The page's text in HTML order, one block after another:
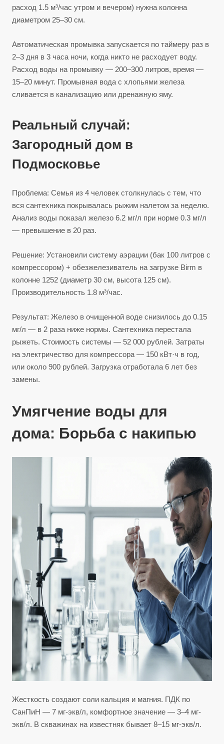
расход 1.5 м³/час утром и вечером) нужна колонна
диаметром 25–30 см.
Автоматическая промывка запускается по таймеру раз в
2–3 дня в 3 часа ночи, когда никто не расходует воду.
Расход воды на промывку — 200–300 литров, время —
15–20 минут. Промывная вода с хлопьями железа
сливается в канализацию или дренажную яму.
Реальный случай:
Загородный дом в
Подмосковье
Проблема: Семья из 4 человек столкнулась с тем, что
вся сантехника покрывалась рыжим налетом за неделю.
Анализ воды показал железо 6.2 мг/л при норме 0.3 мг/л
— превышение в 20 раз.
Решение: Установили систему аэрации (бак 100 литров с
компрессором) + обезжелезиватель на загрузке Birm в
колонне 1252 (диаметр 30 см, высота 125 см).
Производительность 1.8 м³/час.
Результат: Железо в очищенной воде снизилось до 0.15
мг/л — в 2 раза ниже нормы. Сантехника перестала
рыжеть. Стоимость системы — 52 000 рублей. Затраты
на электричество для компрессора — 150 кВт·ч в год,
или около 900 рублей. Загрузка отработала 6 лет без
замены.
Умягчение воды для
дома: Борьба с накипью
Жесткость создают соли кальция и магния. ПДК по
СанПиН — 7 мг-экв/л, комфортное значение — 3–4 мг-
экв/л. В скважинах на известняк бывает 8–15 мг-экв/л.